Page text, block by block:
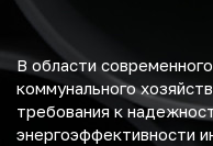
В области
коммунального
требования к
энергоэффективности